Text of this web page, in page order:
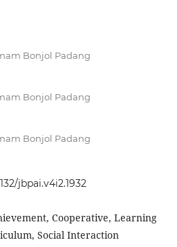
Bonjol Padang
Bonjol Padang
Bonjol Padang
jbpai.v4i2.1932
Cooperative, Learning
Social Interaction